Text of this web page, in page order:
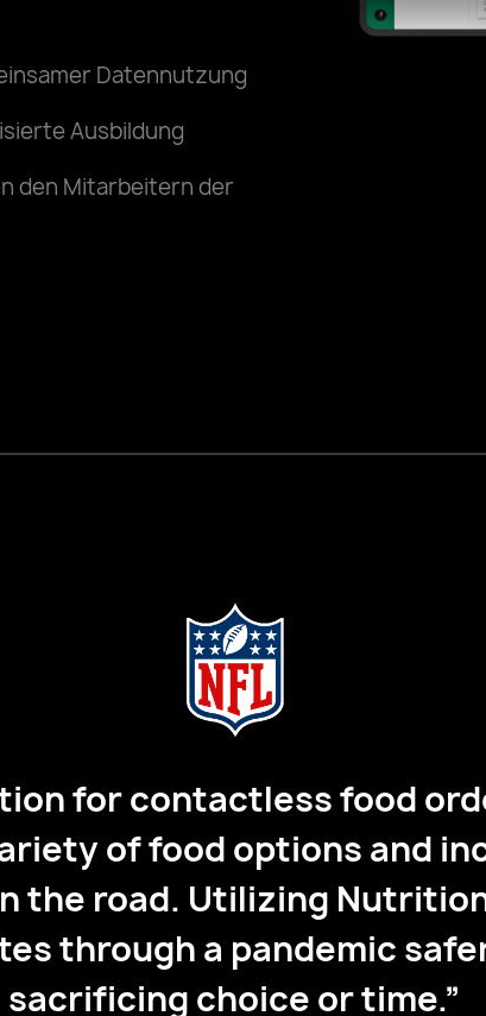
Datennutzung
Ausbildung
den Mitarbeitern der
for contactless food
of food options and
the road. Utilizing
through a pandemic
sacrificing choice or time.”